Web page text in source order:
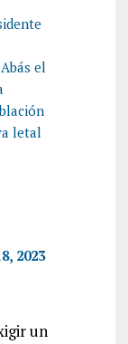
el
letal
2023
un